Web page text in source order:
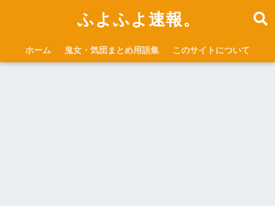
ふよふよ速報。
ホーム 鬼女・気団まとめ用語集 このサイトについて